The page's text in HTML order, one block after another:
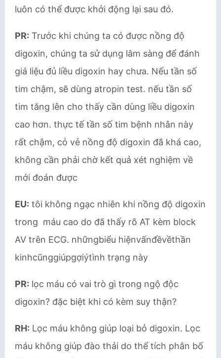
luôn có thể được khởi động lại sau đó.
PR: Trước khi chúng ta có được nồng độ
digoxin, chúng ta sử dụng lâm sàng để đánh
giá liệu đủ liều digoxin hay chưa. Nếu tần số
tim chậm, sẽ dùng atropin test. nếu tần số
tim tăng lên cho thấy cần dùng liều digoxin
cao hơn. thực tế tần số tim bệnh nhân này
rất chậm, cỏ vẻ nồng độ digoxin đã khá cao,
không cần phải chờ kết quả xét nghiệm về
mới đoán được
EU: tôi không ngạc nhiên khi nồng độ digoxin
trong máu cao do đã thấy rõ AT kèm block
AV trên ECG. nhữngbiểu hiệnvấnđềvềthần
kinhcũnggiúpgợiýtình trạng này
PR: lọc máu có vai trò gì trong ngộ độc
digoxin? đặc biệt khi có kèm suy thận?
RH: Lọc máu không giúp loại bỏ digoxin. Lọc
máu không giúp đào thải do thể tích phân bố